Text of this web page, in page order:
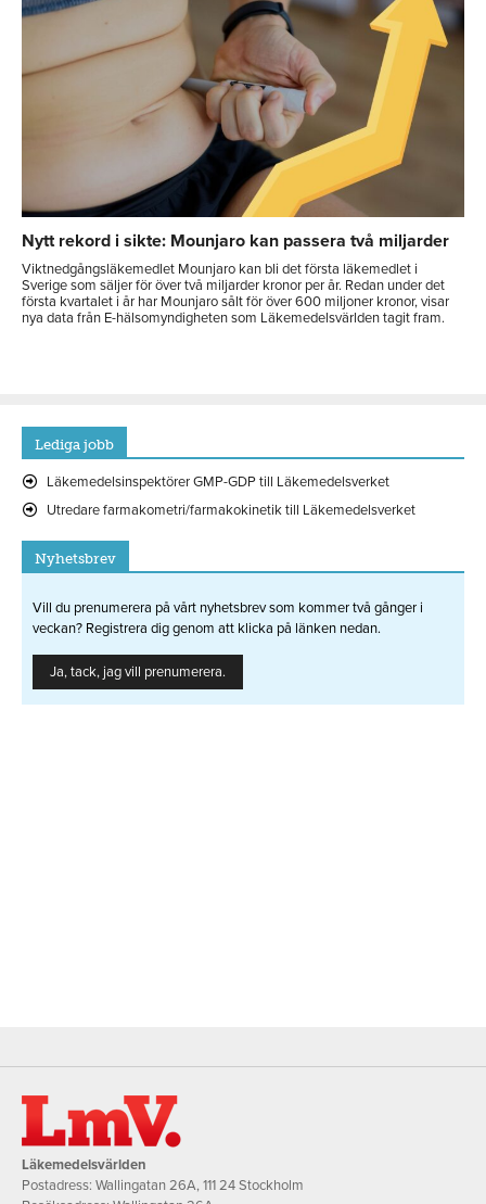
Nytt rekord i sikte: Mounjaro kan passera två miljarder
Viktnedgångsläkemedlet Mounjaro kan bli det första läkemedlet i
Sverige som säljer för över två miljarder kronor per år. Redan under det
första kvartalet i år har Mounjaro sålt för över 600 miljoner kronor, visar
nya data från E-hälsomyndigheten som Läkemedelsvärlden tagit fram.
Lediga jobb
Läkemedelsinspektörer GMP-GDP till Läkemedelsverket
Utredare farmakometri/farmakokinetik till Läkemedelsverket
Nyhetsbrev
Vill du prenumerera på vårt nyhetsbrev som kommer två gånger i
veckan? Registrera dig genom att klicka på länken nedan.
Ja, tack, jag vill prenumerera.
Läkemedelsvärlden
Postadress: Wallingatan 26A, 111 24 Stockholm